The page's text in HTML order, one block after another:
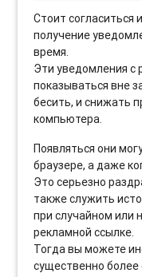
Стоит
получение
время.
Эти уведомления с
показываться вне
бесить, и снижать
компьютера.
Появляться они
браузере, а даже
Это серьезно
также служить
при случайном или
рекламной ссылке.
Тогда вы можете
существенно